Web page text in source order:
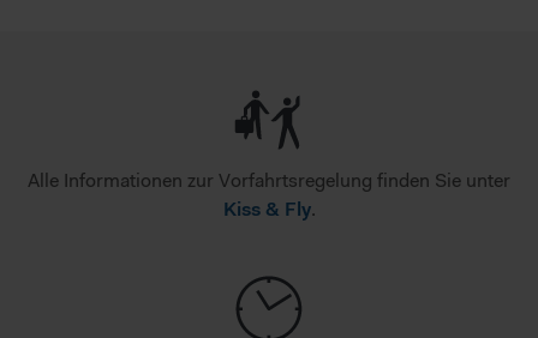
Alle Informationen zur Vorfahrtsregelung finden Sie unter
Kiss & Fly.